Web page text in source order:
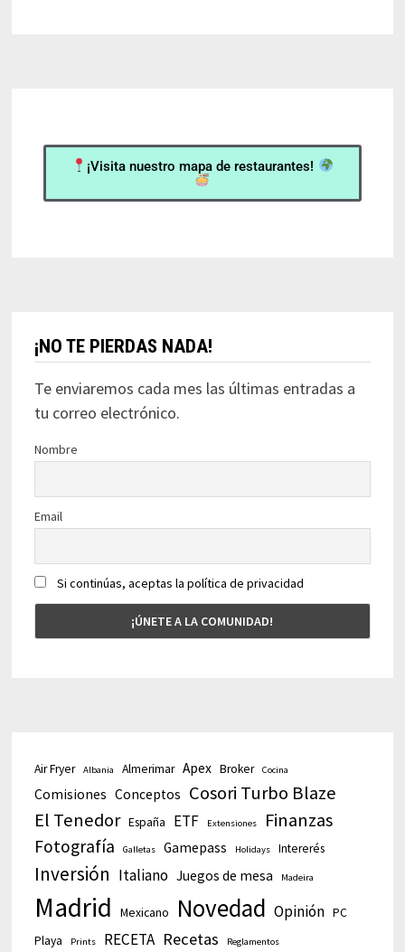
¡Visita nuestro mapa de restaurantes!
¡NO TE PIERDAS NADA!
Te enviaremos cada mes las últimas entradas a
tu correo electrónico.
Nombre
Email
Si continúas, aceptas la política de privacidad
Air Fryer Albania Almerimar Apex Broker Cocina
Comisiones Conceptos Cosori Turbo Blaze
El Tenedor España ETF Extensiones Finanzas
Fotografía Galletas Gamepass Holidays Intererés
Inversión Italiano Juegos de mesa Madeira
Madrid Mexicano Novedad Opinión PC
Playa
Prints RECETA Recetas Reglamentos